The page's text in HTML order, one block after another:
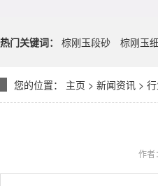
热门关键词： 棕刚玉段砂 棕刚玉
您的位置： 主页 > 新闻资讯 >
作者